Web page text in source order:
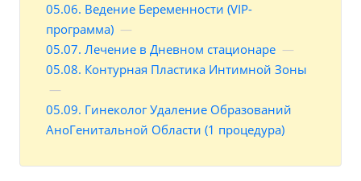
05.06. Ведение Беременности (VIP-
программа) —
05.07. Лечение в Дневном стационаре —
05.08. Контурная Пластика Интимной Зоны
—
05.09. Гинеколог Удаление Образований
АноГенитальной Области (1 процедура)